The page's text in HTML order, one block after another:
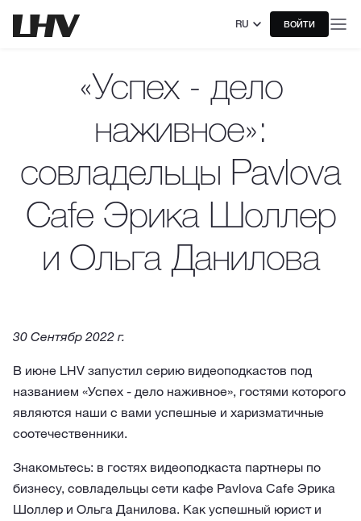
RU ВОЙТИ
«Успех - дело
наживное»:
совладельцы Pavlova
Cafe Эрика Шоллер
и Ольга Данилова
30 Сентябр 2022 г.
В июне LHV запустил серию видеоподкастов под
названием «Успех - дело наживное», гостями которого
являются наши с вами успешные и харизматичные
соотечественники.
Знакомьтесь: в гостях видеоподкаста партнеры по
бизнесу, совладельцы сети кафе Pavlova Cafe Эрика
Шоллер и Ольга Данилова. Как успешный юрист и